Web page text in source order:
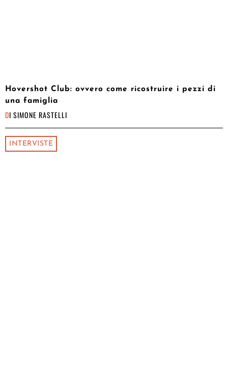
Hovershot Club: ovvero come ricostruire i pezzi di
una famiglia
DI SIMONE RASTELLI
INTERVISTE